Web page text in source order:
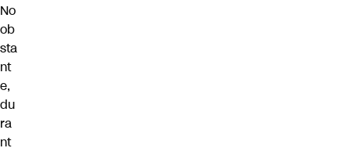
No
ob
sta
nt
e,
du
ra
nt